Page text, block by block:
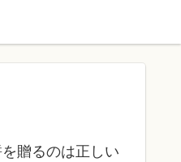
贈るのは正しい